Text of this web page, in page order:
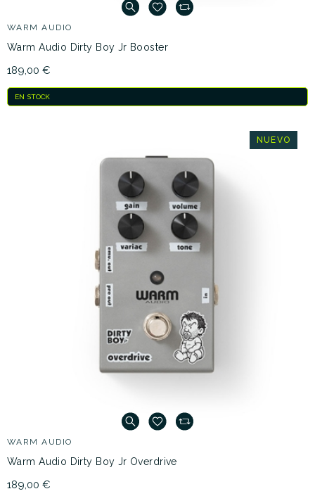
WARM AUDIO
Warm Audio Dirty Boy Jr Booster
189,00 €
EN STOCK
WARM AUDIO
Warm Audio Dirty Boy Jr Overdrive
189,00 €
NUEVO